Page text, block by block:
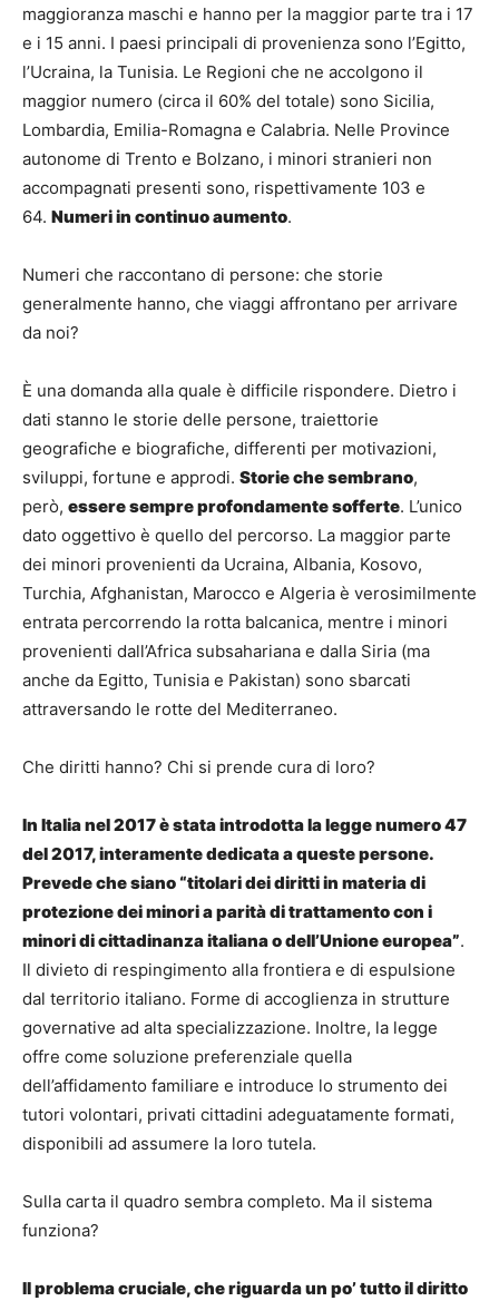
maggioranza maschi e hanno per la maggior parte tra i 17
e i 15 anni. I paesi principali di provenienza sono l’Egitto,
l’Ucraina, la Tunisia. Le Regioni che ne accolgono il
maggior numero (circa il 60% del totale) sono Sicilia,
Lombardia, Emilia-Romagna e Calabria. Nelle Province
autonome di Trento e Bolzano, i minori stranieri non
accompagnati presenti sono, rispettivamente 103 e
64. Numeri in continuo aumento.
Numeri che raccontano di persone: che storie
generalmente hanno, che viaggi affrontano per arrivare
da noi?
È una domanda alla quale è difficile rispondere. Dietro i
dati stanno le storie delle persone, traiettorie
geografiche e biografiche, differenti per motivazioni,
sviluppi, fortune e approdi. Storie che sembrano,
però, essere sempre profondamente sofferte. L’unico
dato oggettivo è quello del percorso. La maggior parte
dei minori provenienti da Ucraina, Albania, Kosovo,
Turchia, Afghanistan, Marocco e Algeria è verosimilmente
entrata percorrendo la rotta balcanica, mentre i minori
provenienti dall’Africa subsahariana e dalla Siria (ma
anche da Egitto, Tunisia e Pakistan) sono sbarcati
attraversando le rotte del Mediterraneo.
Che diritti hanno? Chi si prende cura di loro?
In Italia nel 2017 è stata introdotta la legge numero 47
del 2017, interamente dedicata a queste persone.
Prevede che siano “titolari dei diritti in materia di
protezione dei minori a parità di trattamento con i
minori di cittadinanza italiana o dell’Unione europea”.
Il divieto di respingimento alla frontiera e di espulsione
dal territorio italiano. Forme di accoglienza in strutture
governative ad alta specializzazione. Inoltre, la legge
offre come soluzione preferenziale quella
dell’affidamento familiare e introduce lo strumento dei
tutori volontari, privati cittadini adeguatamente formati,
disponibili ad assumere la loro tutela.
Sulla carta il quadro sembra completo. Ma il sistema
funziona?
Il problema cruciale, che riguarda un po’ tutto il diritto